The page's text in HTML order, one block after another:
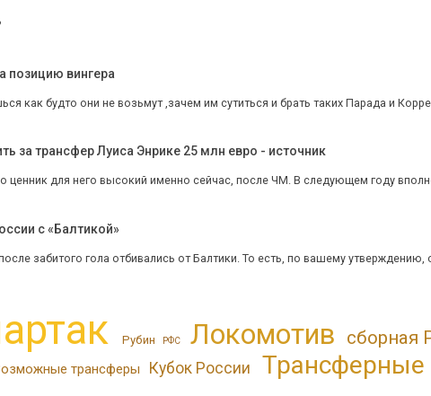
позицию вингера
как будто они не возьмут ,зачем им сутиться и брать таких Парада и
за трансфер Луиса Энрике 25 млн евро - источник
ценник для него высокий именно сейчас, после ЧМ. В следующем году
с «Балтикой»
забитого гола отбивались от Балтики. То есть, по вашему утверждению,
Рубин РФС Локомотив сборная
трансферы Кубок России Трансферные